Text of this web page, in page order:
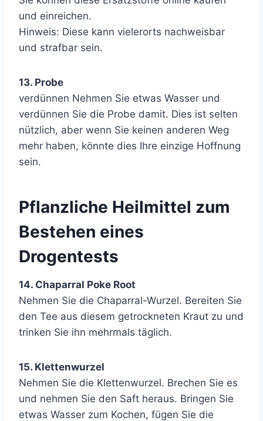
und einreichen.
Hinweis: Diese kann vielerorts nachweisbar
und strafbar sein.
13. Probe
verdünnen Nehmen Sie etwas Wasser und
verdünnen Sie die Probe damit. Dies ist selten
nützlich, aber wenn Sie keinen anderen Weg
mehr haben, könnte dies Ihre einzige Hoffnung
sein.
Pflanzliche Heilmittel zum
Bestehen eines
Drogentests
14. Chaparral Poke Root
Nehmen Sie die Chaparral-Wurzel. Bereiten Sie
den Tee aus diesem getrockneten Kraut zu und
trinken Sie ihn mehrmals täglich.
15. Klettenwurzel
Nehmen Sie die Klettenwurzel. Brechen Sie es
und nehmen Sie den Saft heraus. Bringen Sie
etwas Wasser zum Kochen, fügen Sie die